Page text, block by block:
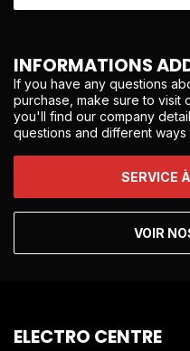
INFORMATIONS
If you have any questions
purchase, make sure to visit
you'll find our company
questions and different ways
SERVICE
VOIR
ELECTRO CENTRE